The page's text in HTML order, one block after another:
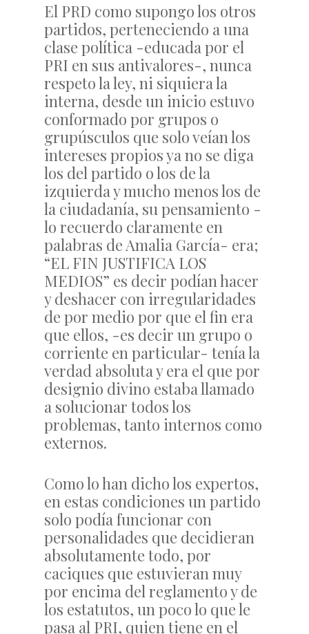
El PRD como supongo los otros
partidos, perteneciendo a una
clase política -educada por el
PRI en sus antivalores-, nunca
respeto la ley, ni siquiera la
interna, desde un inicio estuvo
conformado por grupos o
grupúsculos que solo veían los
intereses propios ya no se diga
los del partido o los de la
izquierda y mucho menos los de
la ciudadanía, su pensamiento -
lo recuerdo claramente en
palabras de Amalia García- era;
“EL FIN JUSTIFICA LOS
MEDIOS” es decir podían hacer
y deshacer con irregularidades
de por medio por que el fin era
que ellos, -es decir un grupo o
corriente en particular- tenía la
verdad absoluta y era el que por
designio divino estaba llamado
a solucionar todos los
problemas, tanto internos como
externos.
Como lo han dicho los expertos,
en estas condiciones un partido
solo podía funcionar con
personalidades que decidieran
absolutamente todo, por
caciques que estuvieran muy
por encima del reglamento y de
los estatutos, un poco lo que le
pasa al PRI, quien tiene en el